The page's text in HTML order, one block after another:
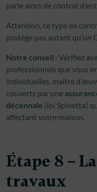
parle alors de contrat
Attention, ce type de
protège pas autant qu’un
Notre conseil : Vérifiez
professionnels que vous
individuelles, maître
couverts par une
décennale (loi Spinetta)
affectant votre maison.
Étape 8 –
travaux